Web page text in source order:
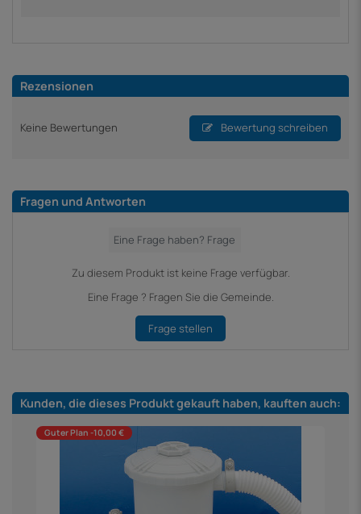
Rezensionen
Keine Bewertungen Bewertung schreiben
Fragen und Antworten
Zu diesem Produkt ist keine Frage verfügbar.
Eine Frage ? Fragen Sie die Gemeinde.
Frage stellen
Kunden, die dieses Produkt gekauft haben, kauften auch:
Guter Plan -10,00 €